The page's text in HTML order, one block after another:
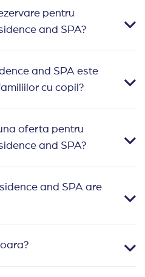
pentru
and SPA?
and SPA este
cu copil?
oferta pentru
and SPA?
and SPA are